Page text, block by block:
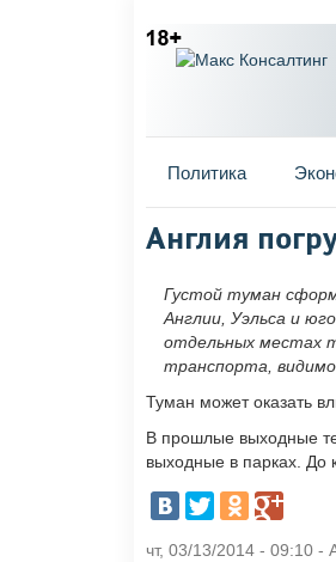
Главное
Политика
Вы здесь
Англия
Густой туман
Англии, Уэльса и
отдельных местах
транспорта,
Туман может оказать
В прошлые выходные
выходные в парках. До
чт, 03/13/2014 - 09:10 -